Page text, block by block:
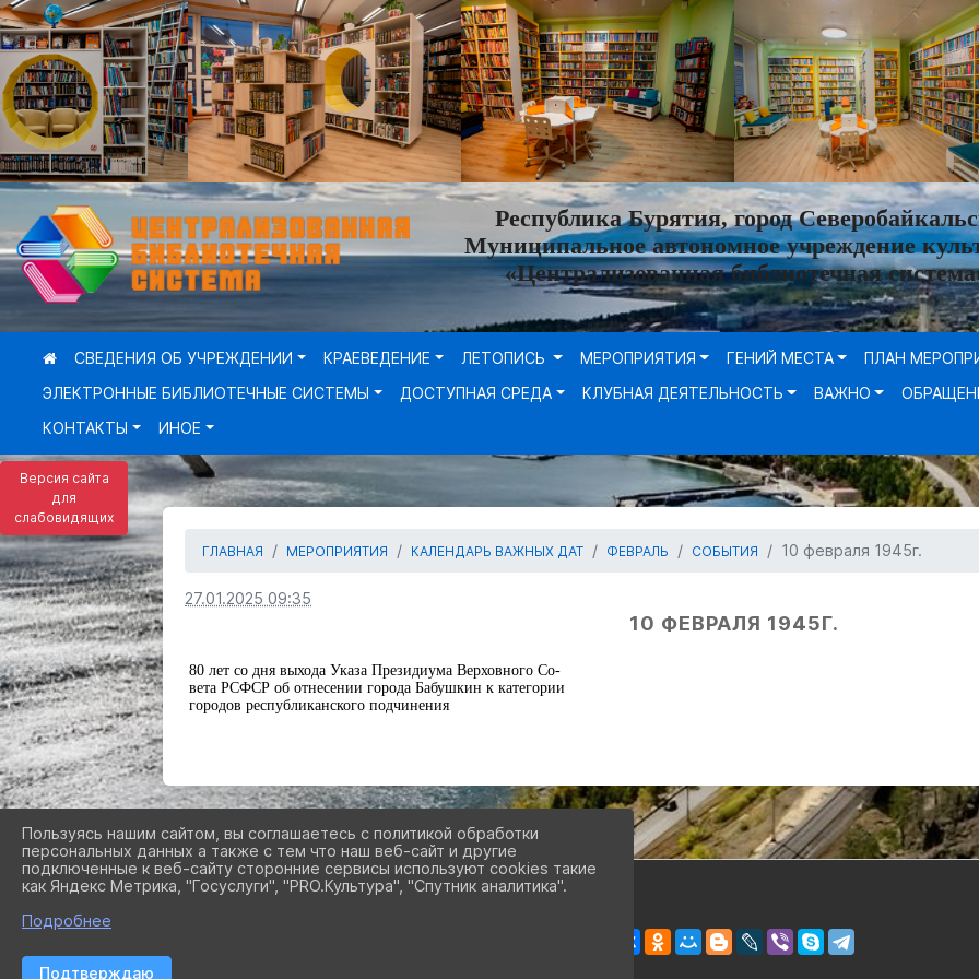
Версия сайта
для
слабовидящих
Республика Бурятия, город
Муниципальное автономное учреждение
«Централизованная библиотечная
СВЕДЕНИЯ ОБ УЧРЕЖДЕНИИ КРАЕВЕДЕНИЕ ЛЕТОПИСЬ МЕРОПРИЯТИЯ ГЕНИЙ МЕСТА
ПЛАН
ЭЛЕКТРОННЫЕ БИБЛИОТЕЧНЫЕ СИСТЕМЫ
ДОСТУПНАЯ СРЕДА КЛУБНАЯ ДЕЯТЕЛЬНОСТЬ ВАЖНО
КОНТАКТЫ
ИНОЕ
ГЛАВНАЯ МЕРОПРИЯТИЯ КАЛЕНДАРЬ ВАЖНЫХ ДАТ ФЕВРАЛЬ СОБЫТИЯ 10 февраля 1945г.
27.01.2025 09:35
10 ФЕВРАЛЯ 1945Г.
80 лет со дня выхода Указа Президиума Верховного Со-
вета РСФСР об отнесении города Бабушкин к категории
городов республиканского подчинения
Пользуясь нашим сайтом, вы соглашаетесь с политикой обработки
персональных данных а также с тем что наш веб-сайт и другие
подключенные к веб-сайту сторонние сервисы используют cookies такие
как Яндекс Метрика, "Госуслуги", "PRO.Культура", "Спутник аналитика".
Подробнее
Подтверждаю